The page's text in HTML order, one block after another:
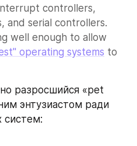
controllers,
and serial controllers.
well enough to allow
operating systems to
разросшийся «pet
энтузиастом ради
систем: